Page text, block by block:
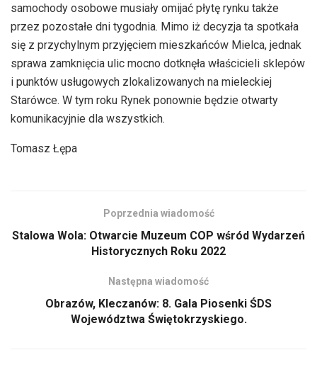
samochody osobowe musiały omijać płytę rynku także
przez pozostałe dni tygodnia. Mimo iż decyzja ta spotkała
się z przychylnym przyjęciem mieszkańców Mielca, jednak
sprawa zamknięcia ulic mocno dotknęła właścicieli sklepów
i punktów usługowych zlokalizowanych na mieleckiej
Starówce. W tym roku Rynek ponownie będzie otwarty
komunikacyjnie dla wszystkich.
Tomasz Łępa
Poprzednia wiadomość
Stalowa Wola: Otwarcie Muzeum COP wśród Wydarzeń
Historycznych Roku 2022
Następna wiadomość
Obrazów, Kleczanów: 8. Gala Piosenki ŚDS
Województwa Świętokrzyskiego.